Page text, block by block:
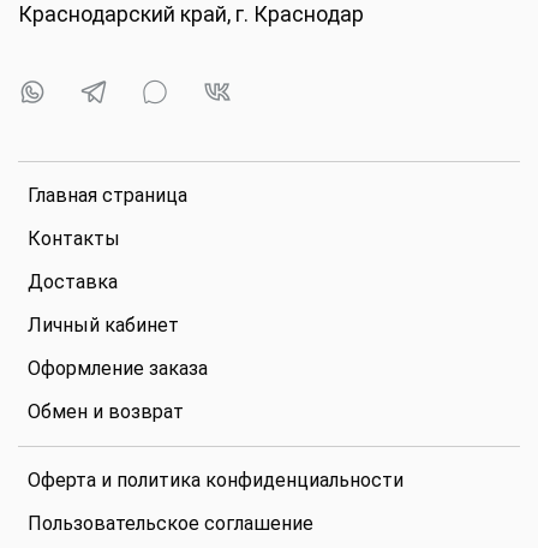
Главная страница
Контакты
Доставка
Личный кабинет
Оформление заказа
Обмен и возврат
Оферта и политика конфиденциальности
Пользовательское соглашение
Краснодарский край, г. Краснодар